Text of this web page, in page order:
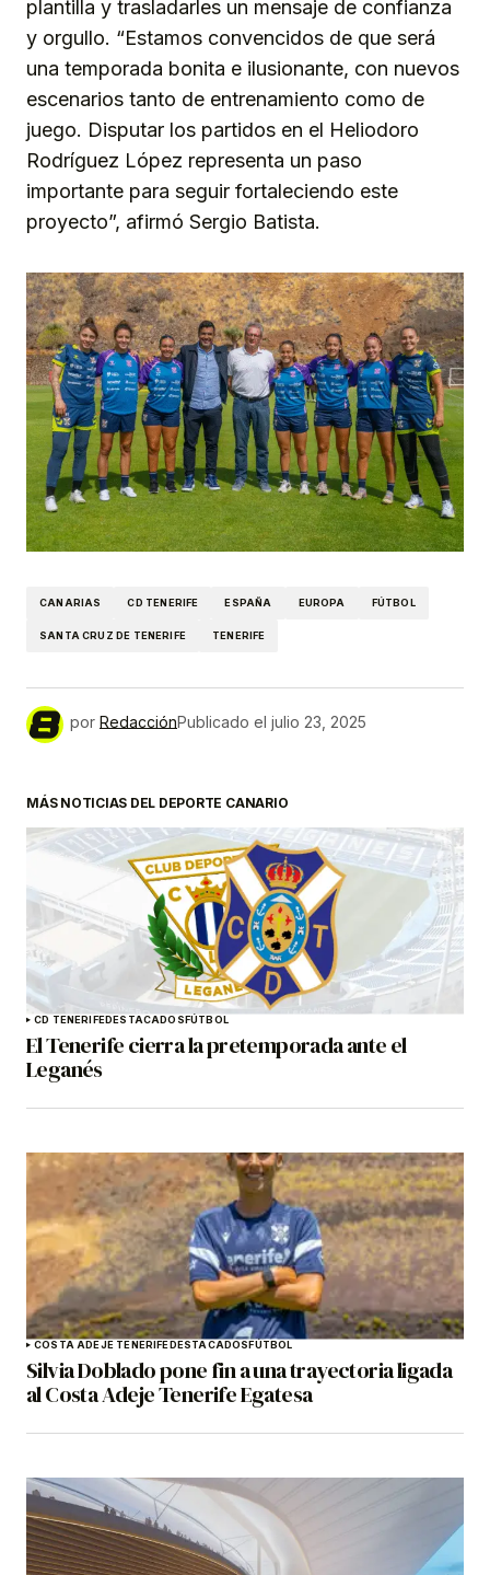
plantilla y trasladarles un mensaje de confianza
y orgullo. “Estamos convencidos de que será
una temporada bonita e ilusionante, con nuevos
escenarios tanto de entrenamiento como de
juego. Disputar los partidos en el Heliodoro
Rodríguez López representa un paso
importante para seguir fortaleciendo este
proyecto”, afirmó Sergio Batista.
CANARIAS CD TENERIFE ESPAÑA EUROPA FÚTBOL
SANTA CRUZ DE TENERIFE TENERIFE
por RedacciónPublicado el julio 23, 2025
MÁS NOTICIAS DEL DEPORTE CANARIO
CD TENERIFEDESTACADOSFÚTBOL
El Tenerife cierra la pretemporada ante el
Leganés
COSTA ADEJE TENERIFEDESTACADOSFÚTBOL
Silvia Doblado pone fin a una trayectoria ligada
al Costa Adeje Tenerife Egatesa